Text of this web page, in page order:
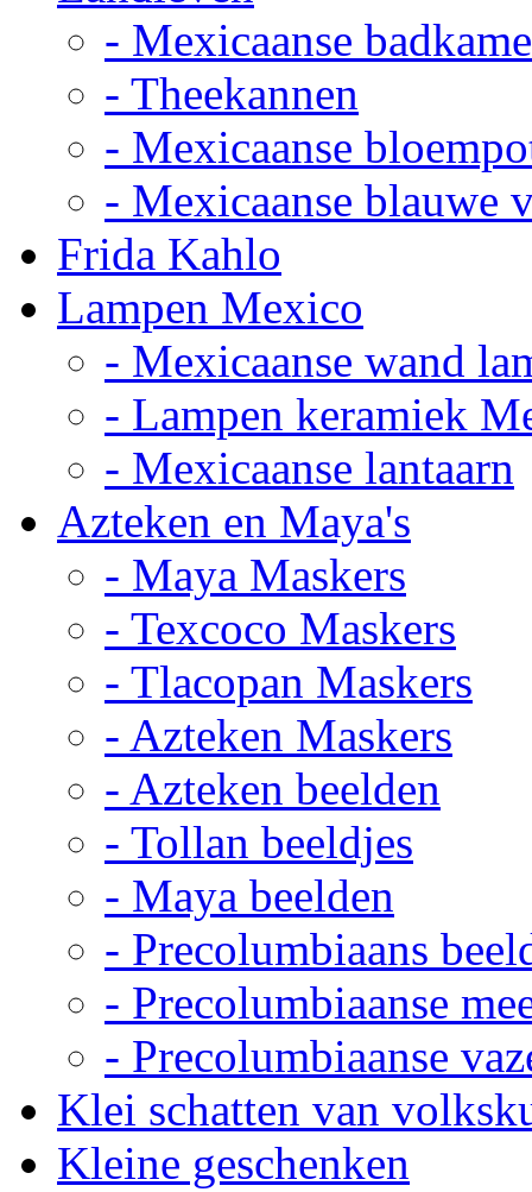
- Mexicaanse
- Theekannen
- Mexicaanse
- Mexicaanse blauwe
Frida Kahlo
Lampen Mexico
- Mexicaanse wand
- Lampen keramiek
- Mexicaanse lantaarn
Azteken en Maya's
- Maya Maskers
- Texcoco Maskers
- Tlacopan Maskers
- Azteken Maskers
- Azteken beelden
- Tollan beeldjes
- Maya beelden
- Precolumbiaans
- Precolumbiaanse
- Precolumbiaanse
Klei schatten van
Kleine geschenken